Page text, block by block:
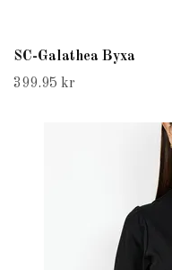
SC-Galathea Byxa
399.95 kr